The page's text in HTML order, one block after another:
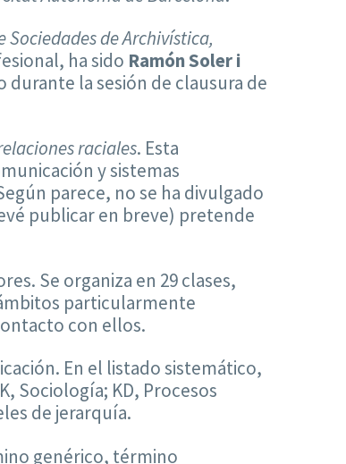
Sociedades de Archivística,
ha sido Ramón Soler i
la sesión de clausura de
raciales. Esta
y sistemas
parece, no se ha divulgado
publicar en breve) pretende
Se organiza en 29 clases,
particularmente
con ellos.
En el listado sistemático,
Sociología; KD, Procesos
de jerarquía.
genérico, término